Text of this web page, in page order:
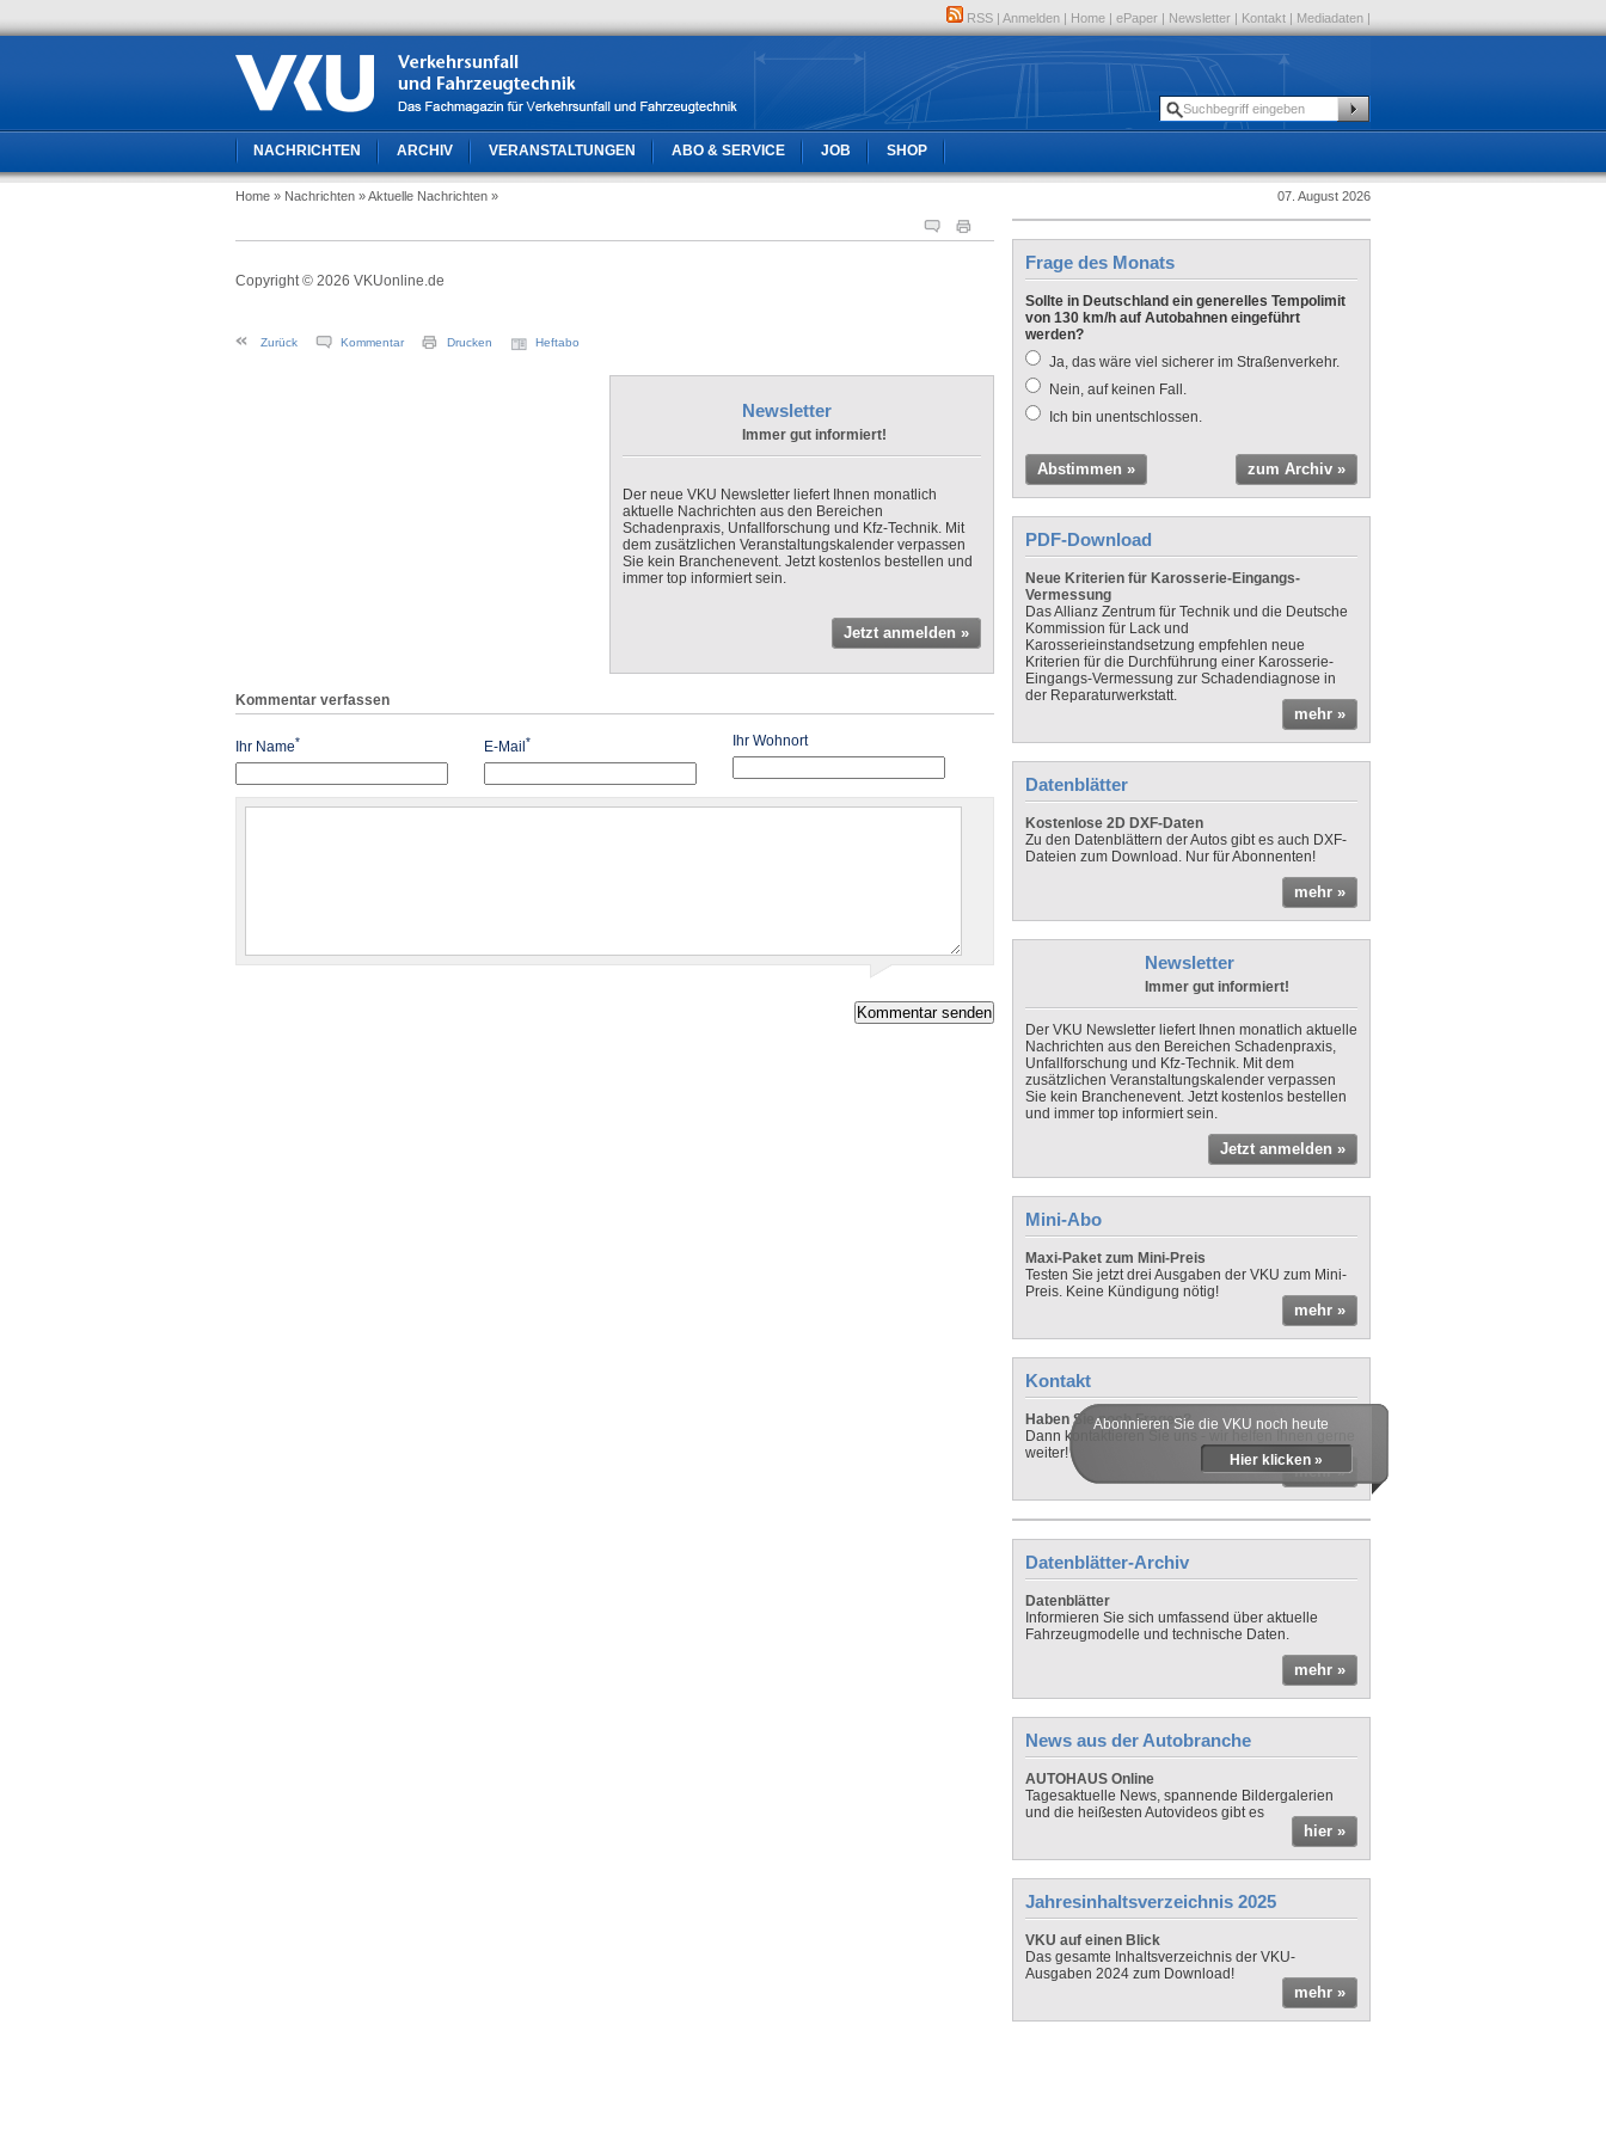
RSS | Anmelden | Home | ePaper | Newsletter | Kontakt | Mediadaten |
NACHRICHTEN ARCHIV VERANSTALTUNGEN ABO & SERVICE JOB SHOP
Home » Nachrichten » Aktuelle Nachrichten » 07. August 2026
Copyright © 2026 VKUonline.de
Zurück Kommentar Drucken Heftabo
Newsletter
Immer gut informiert!
Der neue VKU Newsletter liefert Ihnen monatlich
aktuelle Nachrichten aus den Bereichen
Schadenpraxis, Unfallforschung und Kfz-Technik. Mit
dem zusätzlichen Veranstaltungskalender verpassen
Sie kein Branchenevent. Jetzt kostenlos bestellen und
immer top informiert sein.
Jetzt anmelden »
Kommentar verfassen
Ihr Name* E-Mail * Ihr Wohnort
Frage des Monats
Sollte in Deutschland ein generelles Tempolimit
von 130 km/h auf Autobahnen eingeführt
werden?
Ja, das wäre viel sicherer im Straßenverkehr.
Nein, auf keinen Fall.
Ich bin unentschlossen.
Abstimmen » zum Archiv »
PDF-Download
Neue Kriterien für Karosserie-Eingangs-
Vermessung
Das Allianz Zentrum für Technik und die Deutsche
Kommission für Lack und
Karosserieinstandsetzung empfehlen neue
Kriterien für die Durchführung einer Karosserie-
Eingangs-Vermessung zur Schadendiagnose in
der Reparaturwerkstatt.
mehr »
Datenblätter
Kostenlose 2D DXF-Daten
Zu den Datenblättern der Autos gibt es auch DXF-
Dateien zum Download. Nur für Abonnenten!
mehr »
Newsletter
Immer gut informiert!
Der VKU Newsletter liefert Ihnen monatlich aktuelle
Nachrichten aus den Bereichen Schadenpraxis,
Unfallforschung und Kfz-Technik. Mit dem
zusätzlichen Veranstaltungskalender verpassen
Sie kein Branchenevent. Jetzt kostenlos bestellen
und immer top informiert sein.
Jetzt anmelden »
Mini-Abo
Maxi-Paket zum Mini-Preis
Testen Sie jetzt drei Ausgaben der VKU zum Mini-
Preis. Keine Kündigung nötig!
mehr »
Kontakt
Haben Sie noch Fragen?
Dann kontaktieren Sie uns - wir helfen Ihnen gerne
weiter!
mehr »
Abonnieren Sie die VKU noch heute
Hier klicken »
Datenblätter-Archiv
Datenblätter
Informieren Sie sich umfassend über aktuelle
Fahrzeugmodelle und technische Daten.
mehr »
News aus der Autobranche
AUTOHAUS Online
Tagesaktuelle News, spannende Bildergalerien
und die heißesten Autovideos gibt es
hier »
Jahresinhaltsverzeichnis 2025
VKU auf einen Blick
Das gesamte Inhaltsverzeichnis der VKU-
Ausgaben 2024 zum Download!
mehr »